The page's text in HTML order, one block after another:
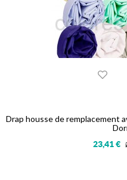
Drap housse de remplacement
23,41 €